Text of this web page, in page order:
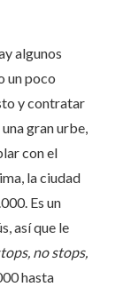
algunos
un poco
y contratar
gran urbe,
con el
la ciudad
Es un
así que le
no stops,
hasta